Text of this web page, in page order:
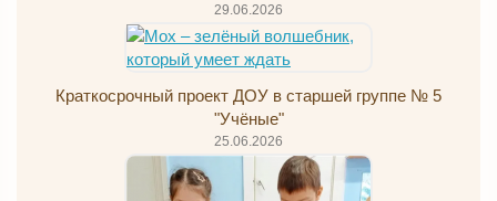
29.06.2026
Краткосрочный проект ДОУ в старшей группе № 5
"Учёные"
25.06.2026